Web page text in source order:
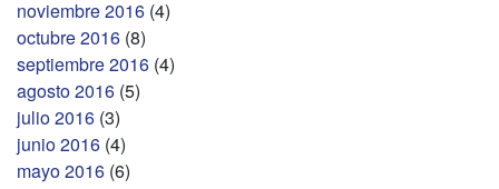
noviembre 2016 (4)
octubre 2016 (8)
septiembre 2016 (4)
agosto 2016 (5)
julio 2016 (3)
junio 2016 (4)
mayo 2016 (6)